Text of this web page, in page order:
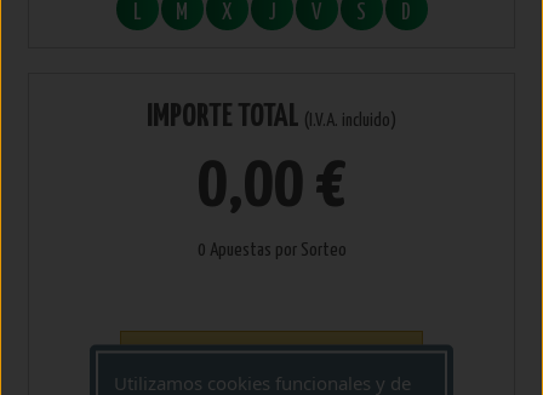
L M X J V S D
IMPORTE TOTAL (I.V.A. incluido)
0,00 €
0 Apuestas por Sorteo
AÑADIR A
Utilizamos cookies funcionales y de